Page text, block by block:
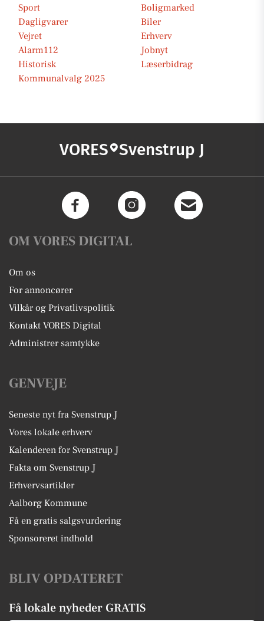
Sport
Boligmarked
Dagligvarer
Biler
Vejret
Erhverv
Alarm112
Jobnyt
Historisk
Læserbidrag
Kommunalvalg 2025
VORES Svenstrup J
OM VORES DIGITAL
Om os
For annoncører
Vilkår og Privatlivspolitik
Kontakt VORES Digital
Administrer samtykke
GENVEJE
Seneste nyt fra Svenstrup J
Vores lokale erhverv
Kalenderen for Svenstrup J
Fakta om Svenstrup J
Erhvervsartikler
Aalborg Kommune
Få en gratis salgsvurdering
Sponsoreret indhold
BLIV OPDATERET
Få lokale nyheder GRATIS